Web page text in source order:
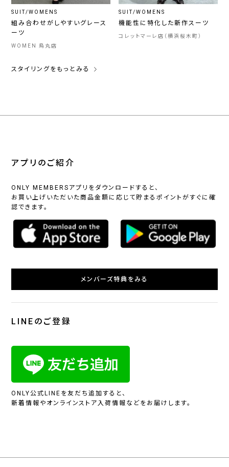
SUIT/WOMENS
組み合わせがしやすいグレース
ーツ
WOMEN 烏丸店
SUIT/WOMENS
機能性に特化した新作スーツ
コレットマーレ店（横浜桜木町）
スタイリングをもっとみる
アプリのご紹介
ONLY MEMBERSアプリをダウンロードすると、
お買い上げいただいた商品金額に応じて貯まるポイントがすぐに確
認できます。
メンバーズ特典をみる
LINEのご登録
ONLY公式LINEを友だち追加すると、
新着情報やオンラインストア入荷情報などをお届けします。